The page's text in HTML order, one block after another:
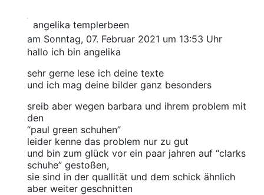
angelika templerbeen
am Sonntag, 07. Februar 2021 um 13:53 Uhr
hallo ich bin angelika
sehr gerne lese ich deine texte
und ich mag deine bilder ganz besonders
sreib aber wegen barbara und ihrem problem mit
den
“paul green schuhen”
leider kenne das problem nur zu gut
und bin zum glück vor ein paar jahren auf “clarks
schuhe” gestoßen,
sie sind in der quallität und dem schick ähnlich
aber weiter geschnitten